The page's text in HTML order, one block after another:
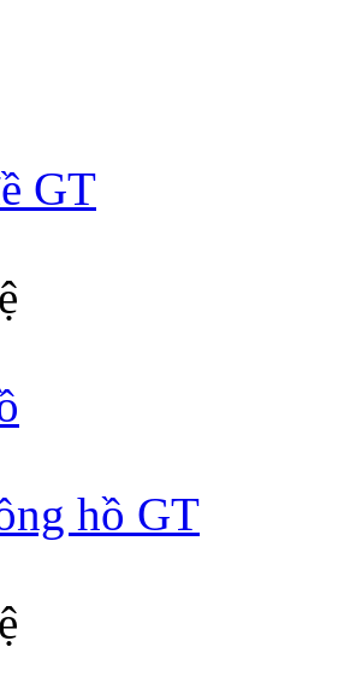
GT
hồ GT